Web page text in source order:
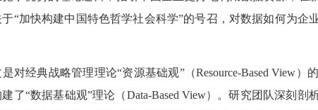
“加快构建中国特色哲学社会科学”的号召，对数据如何为
对经典战略管理理论“资源基础观”（Resource-Based View
了“数据基础观”理论（Data-Based View）。研究团队深刻